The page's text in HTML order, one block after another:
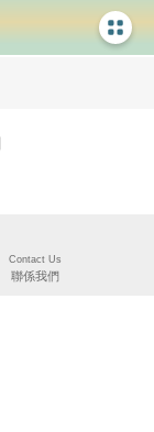
Contact Us
聯係我們